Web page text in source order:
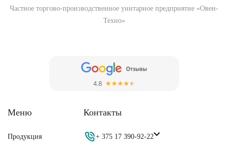
Частное торгово-производственное унитарное предприятие «Овен-
Техно»
Меню
Продукция
Контакты
+ 375 17 390-92-22